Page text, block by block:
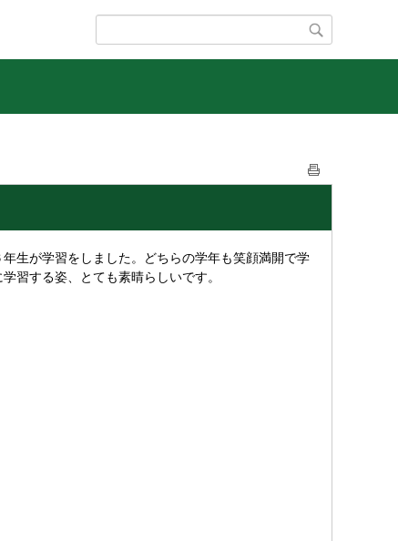
生が学習をしました。どちらの学年も笑顔満開で学
習する姿、とても素晴らしいです。